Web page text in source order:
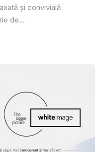
și convivială
de...